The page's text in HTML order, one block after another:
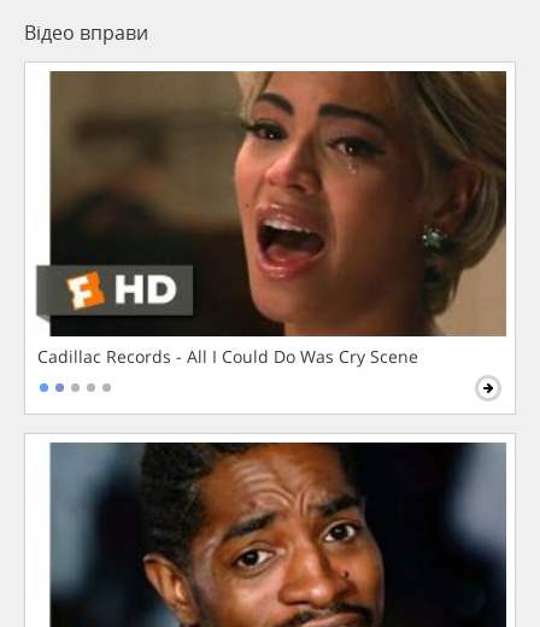
Відео вправи
Cadillac Records - All I Could Do Was Cry Scene